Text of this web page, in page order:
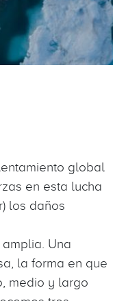
global
en esta lucha
los daños
Una
la forma en que
medio y largo